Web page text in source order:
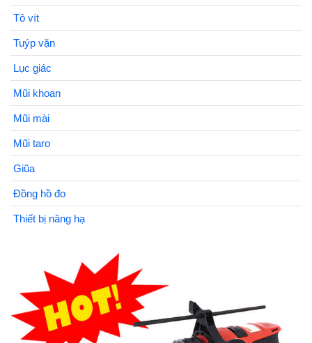
Tô vít
Tuýp vặn
Lục giác
Mũi khoan
Mũi mài
Mũi taro
Giũa
Đồng hồ đo
Thiết bị nâng hạ